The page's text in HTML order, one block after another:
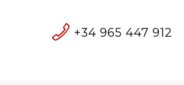
+34 965 447 912